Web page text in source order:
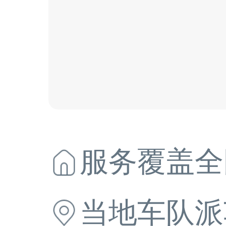
服务覆盖
当地车队